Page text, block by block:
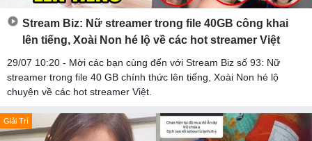
Stream Biz: Nữ streamer trong file 40GB công khai
lên tiếng, Xoài Non hé lộ về các hot streamer Việt
29/07 10:20 - Mời các bạn cùng đến với Stream Biz số 93: Nữ
streamer trong file 40 GB chính thức lên tiếng, Xoài Non hé lộ
chuyện về các hot streamer Việt.
Giải Trí